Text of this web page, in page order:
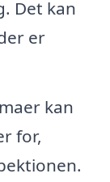
Det kan
er
kan
for,